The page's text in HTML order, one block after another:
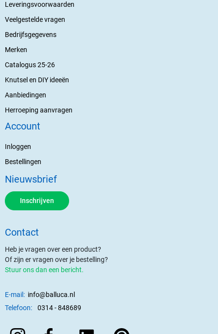
Leveringsvoorwaarden
Veelgestelde vragen
Bedrijfsgegevens
Merken
Catalogus 25-26
Knutsel en DIY ideeën
Aanbiedingen
Herroeping aanvragen
Account
Inloggen
Bestellingen
Nieuwsbrief
Inschrijven
Contact
Heb je vragen over een product?
Of zijn er vragen over je bestelling?
Stuur ons dan een bericht.
E-mail: info@balluca.nl
Telefoon:
0314 - 848689